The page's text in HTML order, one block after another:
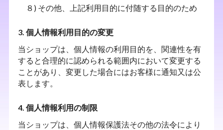
８) その他、上記利用目的に付随する目的のため
3. 個人情報利用目的の変更
当ショップは、個人情報の利用目的を、関連性を有
すると合理的に認められる範囲内において変更する
ことがあり、変更した場合にはお客様に通知又は公
表します。
4. 個人情報利用の制限
当ショップは、個人情報保護法その他の法令により